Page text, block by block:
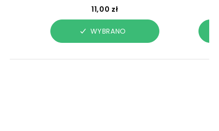
11,00 zł
WYBRANO